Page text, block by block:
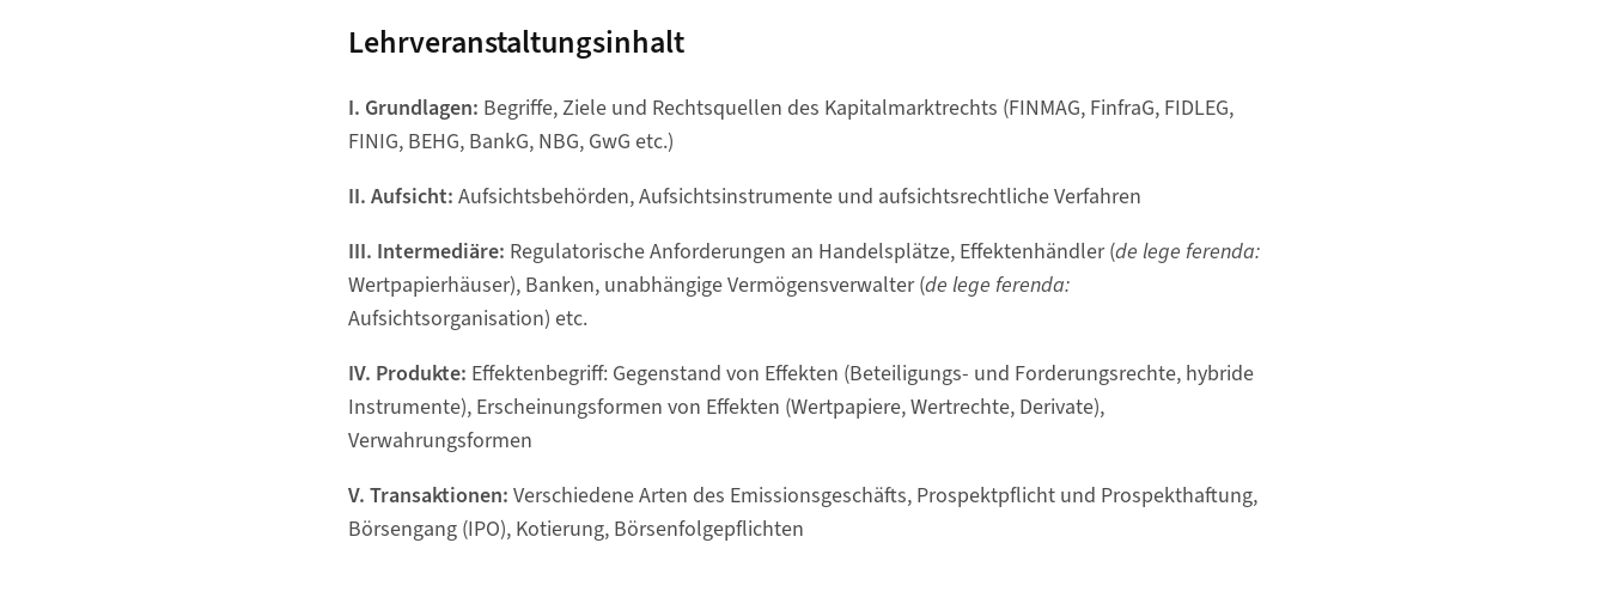
Lehrveranstaltungsinhalt
I. Grundlagen: Begriffe, Ziele und Rechtsquellen des Kapitalmarktrechts (FINMAG, FinfraG, FIDLEG,
FINIG, BEHG, BankG, NBG, GwG etc.)
II. Aufsicht: Aufsichtsbehörden, Aufsichtsinstrumente und aufsichtsrechtliche Verfahren
III. Intermediäre: Regulatorische Anforderungen an Handelsplätze, Effektenhändler (de lege ferenda:
Wertpapierhäuser), Banken, unabhängige Vermögensverwalter (de lege ferenda:
Aufsichtsorganisation) etc.
IV. Produkte: Effektenbegriff: Gegenstand von Effekten (Beteiligungs- und Forderungsrechte, hybride
Instrumente), Erscheinungsformen von Effekten (Wertpapiere, Wertrechte, Derivate),
Verwahrungsformen
V. Transaktionen: Verschiedene Arten des Emissionsgeschäfts, Prospektpflicht und Prospekthaftung,
Börsengang (IPO), Kotierung, Börsenfolgepflichten